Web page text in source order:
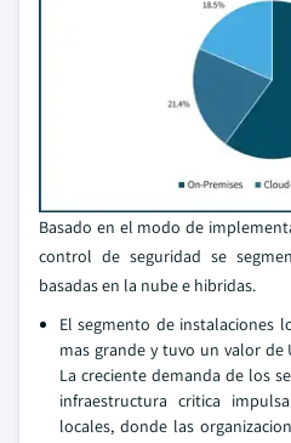
Basado en el modo de
control de seguridad se
basadas en la nube e hibridas.
El segmento de instalaciones
mas grande y tuvo un valor de
La creciente demanda de los
infraestructura critica
locales, donde las